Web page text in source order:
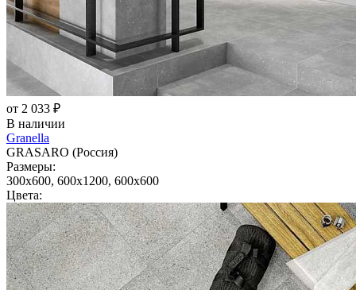
от 2 033 ₽
В наличии
Granella
GRASARO (Россия)
Размеры:
300x600, 600x1200, 600x600
Цвета: